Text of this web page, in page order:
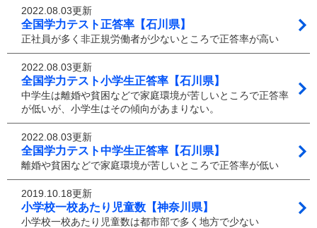
2022.08.03更新
全国学力テスト正答率【石川県】
正社員が多く非正規労働者が少ないところで正答率が高い
2022.08.03更新
全国学力テスト小学生正答率【石川県】
中学生は離婚や貧困などで家庭環境が苦しいところで正答率
が低いが、小学生はその傾向があまりない。
2022.08.03更新
全国学力テスト中学生正答率【石川県】
離婚や貧困などで家庭環境が苦しいところで正答率が低い
2019.10.18更新
小学校一校あたり児童数【神奈川県】
小学校一校あたり児童数は都市部で多く地方で少ない